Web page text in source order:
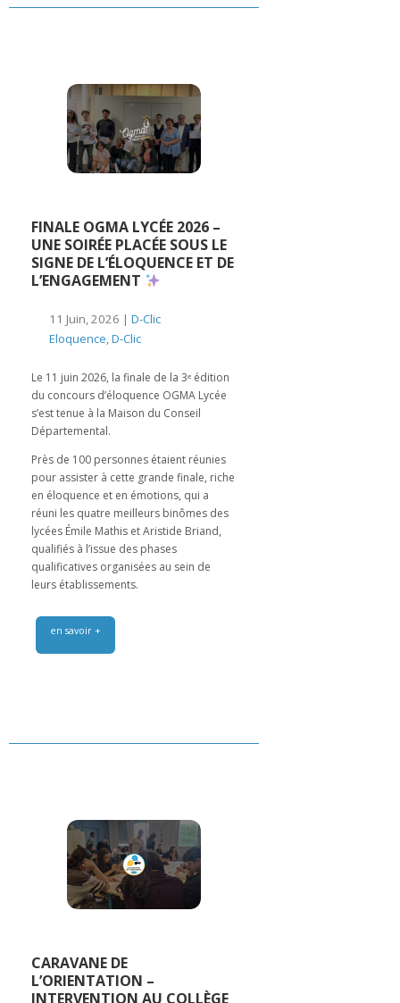
️FINALE OGMA LYCÉE 2026 –
UNE SOIRÉE PLACÉE SOUS LE
SIGNE DE L’ÉLOQUENCE ET DE
L’ENGAGEMENT
11 Juin, 2026 | D-Clic
Eloquence,D-Clic
Le 11 juin 2026, la finale de la 3ᵉ édition
du concours d’éloquence OGMA Lycée
s’est tenue à la Maison du Conseil
Départemental.
Près de 100 personnes étaient réunies
pour assister à cette grande finale, riche
en éloquence et en émotions, qui a
réuni les quatre meilleurs binômes des
lycées Émile Mathis et Aristide Briand,
qualifiés à l’issue des phases
qualificatives organisées au sein de
leurs établissements.
en savoir +
CARAVANE DE
L’ORIENTATION –
INTERVENTION AU COLLÈGE